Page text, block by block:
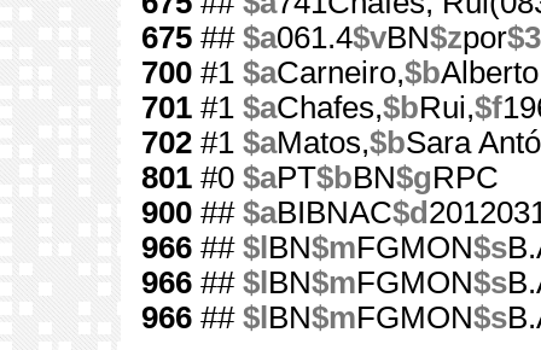
675 ## $a061.4$vBN$zpor$3
700 #1 $aCarneiro,$b
701 #1 $aChafes,$bRui,$f
702 #1 $aMatos,$bSara
801 #0 $aPT$bBN$gRPC
900 ## $aBIBNAC$d
966 ## $l BN$mFGMON$s
966 ## $l BN$mFGMON$s
966 ## $l BN$mFGMON$s